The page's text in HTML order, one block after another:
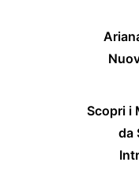
Scopri i
da